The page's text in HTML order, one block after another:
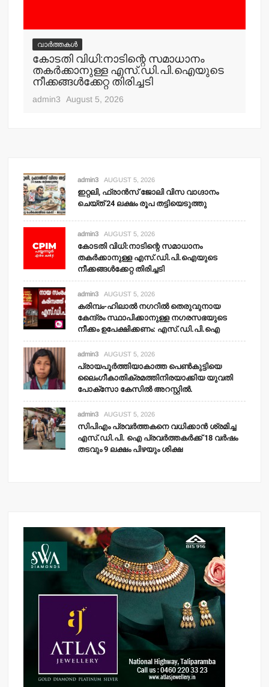
വാർത്തകൾ
കോടതി വിധി:നാടിന്റെ സമാധാനം
തകര്‍ക്കാനുള്ള എസ്.ഡി.പി.ഐയുടെ
നീക്കങ്ങള്‍ക്കേറ്റ തിരിച്ചടി
admin3 August 5, 2026
admin3 AUGUST 5, 2026
ഇറ്റലി, ഫ്രാന്‍സ് ജോലി വിസ വാഗ്ദാനം
ചെയ്ത് 24 ലക്ഷം രൂപ തട്ടിയെടുത്തു
admin3 AUGUST 5, 2026
കോടതി വിധി:നാടിന്റെ സമാധാനം
തകര്‍ക്കാനുള്ള എസ്.ഡി.പി.ഐയുടെ
നീക്കങ്ങള്‍ക്കേറ്റ തിരിച്ചടി
admin3 AUGUST 5, 2026
കരിമ്പം-ഹിലാല്‍ നഗറില്‍ തെരുവുനായ
കേന്ദ്രം സ്ഥാപിക്കാനുള്ള നഗരസഭയുടെ
നീക്കം ഉപേക്ഷിക്കണം: എസ്.ഡി.പി.ഐ
admin3 AUGUST 5, 2026
പ്രായപൂര്‍ത്തിയാകാത്ത പെണ്‍കുട്ടിയെ
ലൈംഗീകാതിക്രമത്തിനിരയാക്കിയ യുവതി
പോക്‌സോ കേസില്‍ അറസ്റ്റില്‍.
admin3 AUGUST 5, 2026
സിപിഎം പ്രവര്‍ത്തകനെ വധിക്കാന്‍ ശ്രമിച്ച
എസ്.ഡി.പി. ഐ പ്രവര്‍ത്തകര്‍ക്ക് 18 വര്‍ഷം
തടവും 9 ലക്ഷം പിഴയും ശിക്ഷ